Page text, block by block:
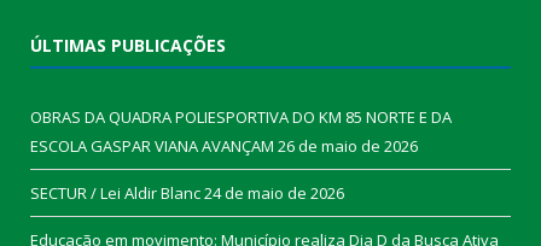
ÚLTIMAS PUBLICAÇÕES
OBRAS DA QUADRA POLIESPORTIVA DO KM 85 NORTE E DA
ESCOLA GASPAR VIANA AVANÇAM 26 de maio de 2026
SECTUR / Lei Aldir Blanc24 de maio de 2026
Educação em movimento: Município realiza Dia D da Busca Ativa